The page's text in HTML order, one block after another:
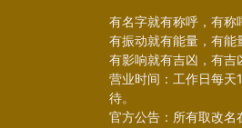
有名字就有称呼，有称
有振动就有能量，有能
有影响就有吉凶，有吉
营业时间：工作日每
待。
官方公告：所有取改